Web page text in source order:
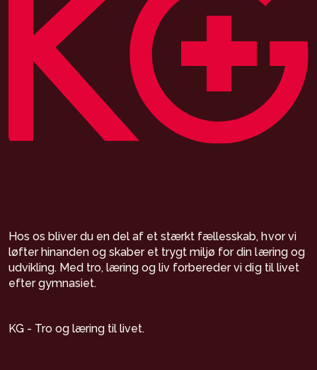
Hos os bliver du en del af et stærkt fællesskab, hvor vi
løfter hinanden og skaber et trygt miljø for din læring og
udvikling. Med tro, læring og liv forbereder vi dig til livet
efter gymnasiet.
KG - Tro og læring til livet.